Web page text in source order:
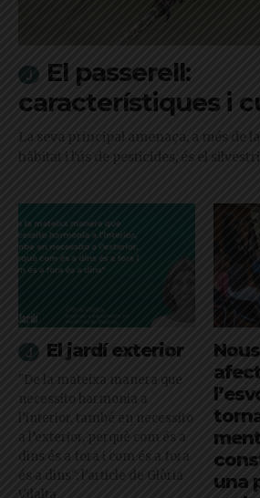
El passerell:
característiques i
La seva principal amenaça, a més de
hàbitat i l'ús de pesticides, és el
El jardí exterior
"De la mateixa manera que
necessito harmonia a
l’interior, també en necessito
a l’exterior, perquè com és a
dins és a fora i com és a fora
és a dins": l'article de Glòria
una